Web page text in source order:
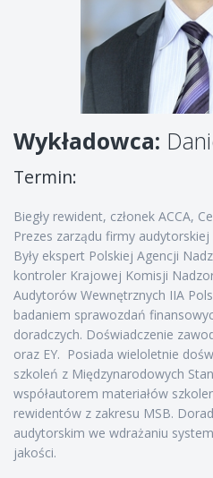
Wykładowca:
Termin:
Biegły rewident, członek ACCA,
Prezes zarządu firmy
Były ekspert Polskiej Agencji
kontroler Krajowej Komisji
Audytorów Wewnętrznych IIA
badaniem sprawozdań
doradczych. Doświadczenie
oraz EY. Posiada wieloletnie
szkoleń z Międzynarodowych
współautorem materiałów
rewidentów z zakresu MSB.
audytorskim we wdrażaniu
jakości.